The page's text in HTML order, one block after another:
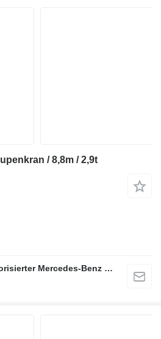
/ 8,8m / 2,9t
Stefan Ebert GmbH - Autorisierter Mercedes-Benz Servicepartner